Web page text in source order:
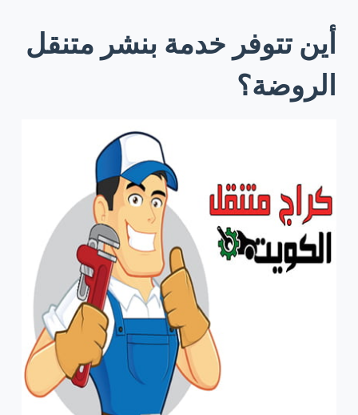
أين تتوفر خدمة بنشر متنقل
الروضة؟